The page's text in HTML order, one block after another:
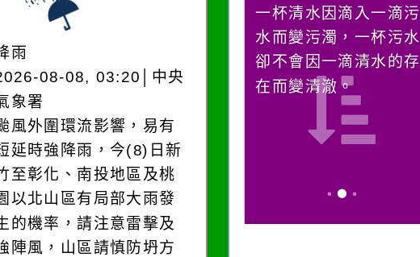
雨
08-08, 03:20│中央
象署
風外圍環流影響，易有
延時強降雨，今(8)日新
至彰化、南投地區及桃
以北山區有局部大雨發
的機率，請注意雷擊及
陣風，山區請慎防坍方
對
你
。
一杯清水因滴入一滴污
在而變清澈。
在實現理想的路途中，
必須排除一切干擾，特
別是要看清那些美麗的
誘惑。